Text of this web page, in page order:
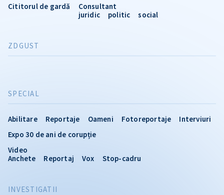
INVESTIGATII
SPECIAL
Abilitare Reportaje Oameni Fotoreportaje
Interviuri
Expo 30 de ani de corupție
Video
Anchete
Reportaj Vox Stop-cadru
Cititorul de gardă
Consultant
juridic
politic social
ZDGUST